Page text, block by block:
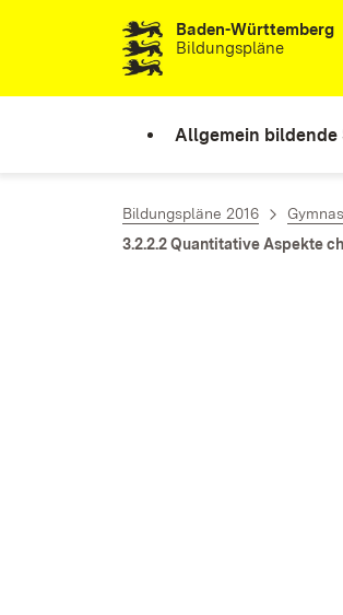
Zum Inhalt springenBaden-Württemberg
Bildungspläne
Allgemein bildende
Bildungspläne 2016
3.2.2.2 Quantitative Aspekte